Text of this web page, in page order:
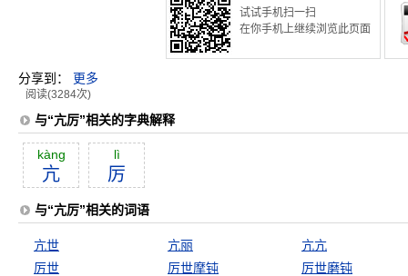
试试手机扫一扫
在你手机上继续浏览此页面
分享到： 更多
阅读(3284次)
与“亢厉”相关的字典解释
kàng
亢
lì
厉
与“亢厉”相关的词语
亢世 亢丽
亢亢
厉世
厉世摩钝 厉世磨钝